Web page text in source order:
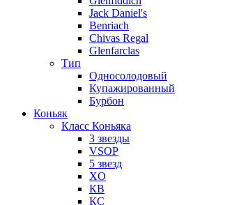
Jack Daniel's
Benriach
Chivas Regal
Glenfarclas
Тип
Односолодовый
Купажированный
Бурбон
Коньяк
Класс Коньяка
3 звезды
VSOP
5 звезд
XO
КВ
КС